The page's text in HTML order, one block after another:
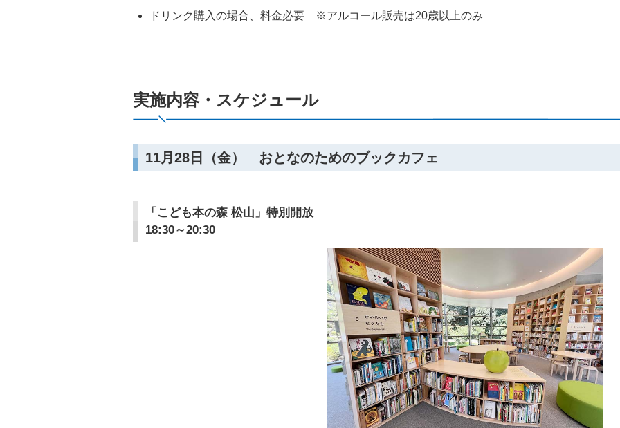
ドリンク購入の場合、料金必要 ※アルコール販売は20歳以上のみ
実施内容・スケジュール
11月28日（金） おとなのためのブックカフェ
「こども本の森 松山」特別開放
18:30～20:30